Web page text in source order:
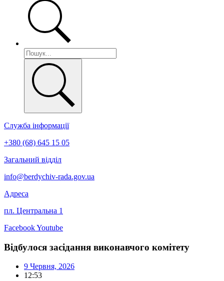
Служба інформації
+380 (68) 645 15 05
Загальний відділ
info@berdychiv-rada.gov.ua
Адреса
пл. Центральна 1
FacebookYoutube
Відбулося засідання виконавчого комітету
9 Червня, 2026
12:53